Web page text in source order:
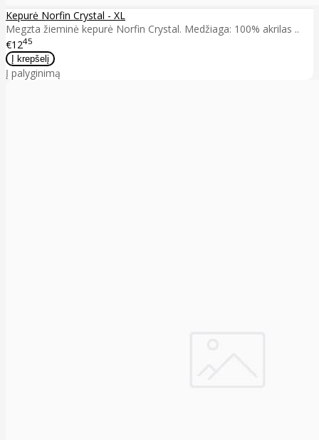
Kepurė Norfin Crystal - XL
Megzta žieminė kepurė Norfin Crystal. Medžiaga: 100% akrilas ..
€1245
Į palyginimą